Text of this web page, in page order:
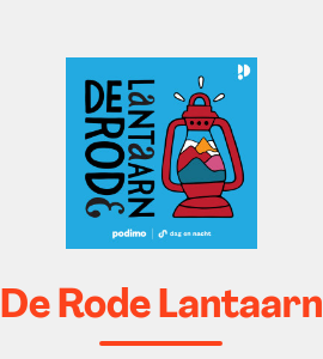
De Rode Lantaarn